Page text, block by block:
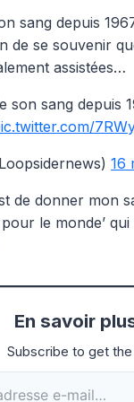
sang depuis
de se souvenir
assistées…
son sang depuis
16
de donner mon
le monde’
En savoir
Subscribe to get